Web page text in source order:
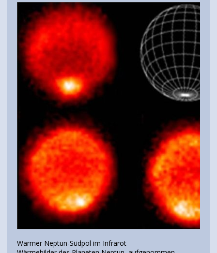
Warmer Neptun-Südpol im Infrarot